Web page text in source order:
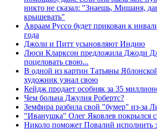
никто не сказал: "Знаешь, Мишаня,
крышевать"
Авраам Руссо будет прикован к
года
Джоли и Питт усыновляют Индию
Люси Кларксон предложила Джоди
поцеловать свою...
В одной из картин Татьяны
художник узнал свою
Кейдж продает особняк за 35
Чем больна Джулия Робертс?
Земфира разбила свой "бумер" из-за
"Иванушка" Олег Яковлев покрылся
Николо поможет Повалий исполнить